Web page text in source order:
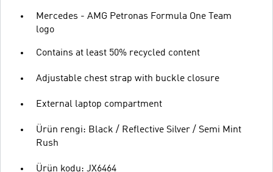
Mercedes - AMG Petronas Formula One Team
logo
Contains at least 50% recycled content
Adjustable chest strap with buckle closure
External laptop compartment
Ürün rengi: Black / Reflective Silver / Semi Mint
Rush
Ürün kodu: JX6464